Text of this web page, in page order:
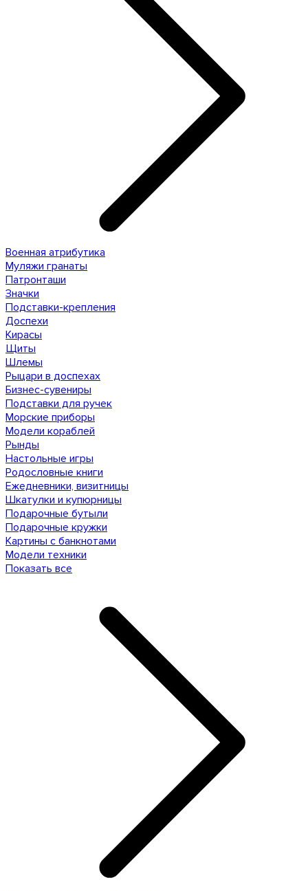
Военная атрибутика
Муляжи гранаты
Патронташи
Значки
Подставки-крепления
Доспехи
Кирасы
Щиты
Шлемы
Рыцари в доспехах
Бизнес-сувениры
Подставки для ручек
Морские приборы
Модели кораблей
Рынды
Настольные игры
Родословные книги
Ежедневники, визитницы
Шкатулки и купюрницы
Подарочные бутыли
Подарочные кружки
Картины с банкнотами
Модели техники
Показать все